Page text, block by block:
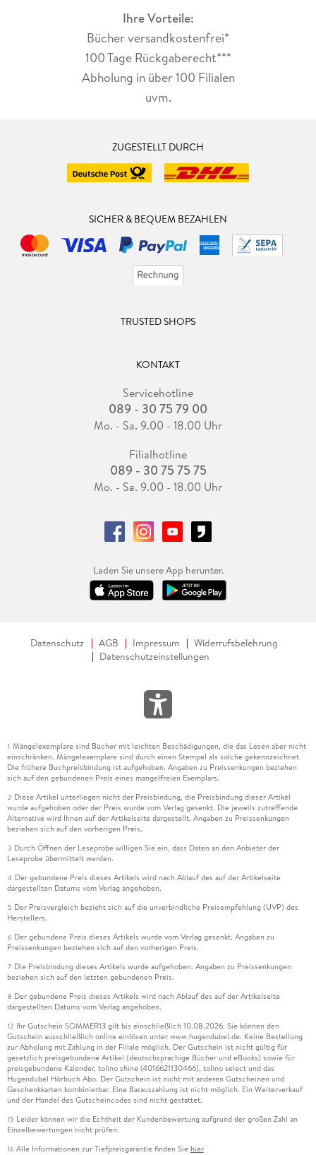
Ihre Vorteile:
Bücher versandkostenfrei*
100 Tage Rückgaberecht***
Abholung in über 100 Filialen
uvm.
ZUGESTELLT DURCH
SICHER & BEQUEM BEZAHLEN
TRUSTED SHOPS
KONTAKT
Servicehotline
089 - 30 75 79 00
Mo. - Sa. 9.00 - 18.00 Uhr
Filialhotline
089 - 30 75 75 75
Mo. - Sa. 9.00 - 18.00 Uhr
Laden Sie unsere App herunter.
Datenschutz AGB Impressum
Widerrufsbelehrung
Datenschutzeinstellungen
1 Mängelexemplare sind Bücher mit leichten Beschädigungen, die das Lesen aber nicht
einschränken. Mängelexemplare sind durch einen Stempel als solche gekennzeichnet.
Die frühere Buchpreisbindung ist aufgehoben. Angaben zu Preissenkungen beziehen
sich auf den gebundenen Preis eines mangelfreien Exemplars.
2 Diese Artikel unterliegen nicht der Preisbindung, die Preisbindung dieser Artikel
wurde aufgehoben oder der Preis wurde vom Verlag gesenkt. Die jeweils zutreffende
Alternative wird Ihnen auf der Artikelseite dargestellt. Angaben zu Preissenkungen
beziehen sich auf den vorherigen Preis.
3 Durch Öffnen der Leseprobe willigen Sie ein, dass Daten an den Anbieter der
Leseprobe übermittelt werden.
4 Der gebundene Preis dieses Artikels wird nach Ablauf des auf der Artikelseite
dargestellten Datums vom Verlag angehoben.
5 Der Preisvergleich bezieht sich auf die unverbindliche Preisempfehlung (UVP) des
Herstellers.
6 Der gebundene Preis dieses Artikels wurde vom Verlag gesenkt. Angaben zu
Preissenkungen beziehen sich auf den vorherigen Preis.
7 Die Preisbindung dieses Artikels wurde aufgehoben. Angaben zu Preissenkungen
beziehen sich auf den letzten gebundenen Preis.
8 Der gebundene Preis dieses Artikels wird nach Ablauf des auf der Artikelseite
dargestellten Datums vom Verlag angehoben.
12 Ihr Gutschein SOMMER13 gilt bis einschließlich 10.08.2026. Sie können den
Gutschein ausschließlich online einlösen unter www.hugendubel.de. Keine Bestellung
zur Abholung mit Zahlung in der Filiale möglich. Der Gutschein ist nicht gültig für
gesetzlich preisgebundene Artikel (deutschsprachige Bücher und eBooks) sowie für
preisgebundene Kalender, tolino shine (4016621130466), tolino select und das
Hugendubel Hörbuch Abo. Der Gutschein ist nicht mit anderen Gutscheinen und
Geschenkkarten kombinierbar. Eine Barauszahlung ist nicht möglich. Ein Weiterverkauf
und der Handel des Gutscheincodes sind nicht gestattet.
15 Leider können wir die Echtheit der Kundenbewertung aufgrund der großen Zahl an
Einzelbewertungen nicht prüfen.
16 Alle Informationen zur Tiefpreisgarantie finden Sie hier